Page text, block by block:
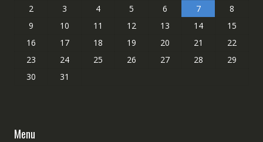
2
3 4 5 6 7
8
9
10 11 12 13 14
15
16
17 18 19 20 21
22
23
24 25 26 27 28
29
30
31
Menu